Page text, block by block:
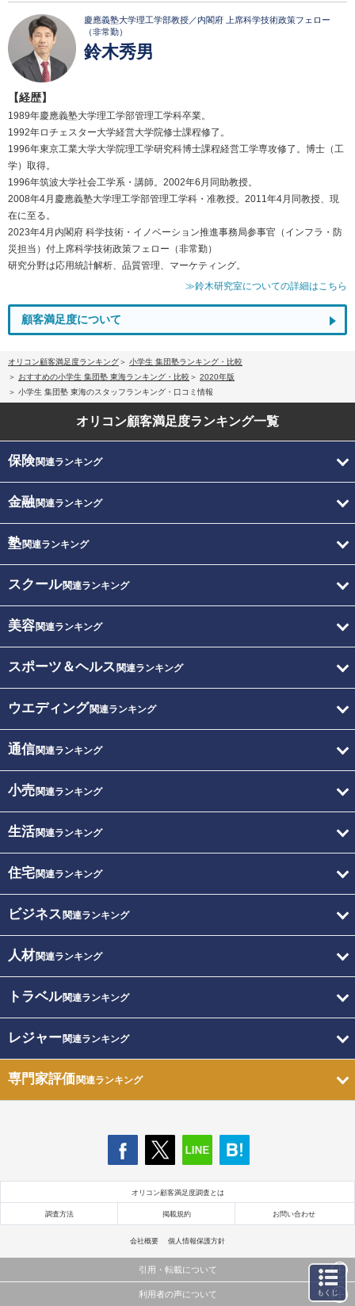
慶應義塾大学理工学部教授／内閣府 上席科学技術政策フェロー
（非常勤）
鈴木秀男
【経歴】
1989年慶應義塾大学理工学部管理工学科卒業。
1992年ロチェスター大学経営大学院修士課程修了。
1996年東京工業大学大学院理工学研究科博士課程経営工学専攻修了。博士（工
学）取得。
1996年筑波大学社会工学系・講師。2002年6月同助教授。
2008年4月慶應義塾大学理工学部管理工学科・准教授。2011年4月同教授、現
在に至る。
2023年4月内閣府 科学技術・イノベーション推進事務局参事官（インフラ・防
災担当）付上席科学技術政策フェロー（非常勤）
研究分野は応用統計解析、品質管理、マーケティング。
≫鈴木研究室についての詳細はこちら
顧客満足度について
オリコン顧客満足度ランキング
小学生 集団塾ランキング・比較
おすすめの小学生 集団塾 東海ランキング・比較
2020年版
小学生 集団塾 東海のスタッフランキング・口コミ情報
オリコン顧客満足度ランキング一覧
保険関連ランキング
金融関連ランキング
塾関連ランキング
スクール関連ランキング
美容関連ランキング
スポーツ＆ヘルス 関連ランキング
ウエディング関連ランキング
通信関連ランキング
小売関連ランキング
生活関連ランキング
住宅関連ランキング
ビジネス 関連ランキング
人材関連ランキング
トラベル関連ランキング
レジャー関連ランキング
専門家評価関連ランキング
オリコン顧客満足度調査とは
調査方法 掲載規約 お問い合わせ
会社概要 個人情報保護方針
引用・転載について
当サイトで公開されている情報（文字、写真、イラスト、画像データ等）及びこれらの配置・
利用者の声について もくじ